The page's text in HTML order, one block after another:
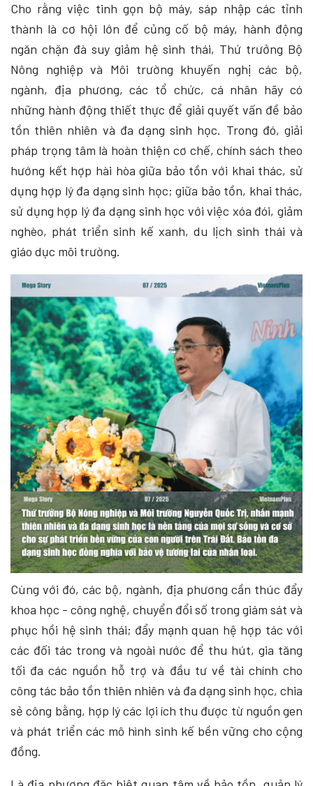
Cho rằng việc tinh gọn bộ máy, sáp nhập các tỉnh
thành là cơ hội lớn để củng cố bộ máy, hành động
ngăn chặn đà suy giảm hệ sinh thái, Thứ trưởng Bộ
Nông nghiệp và Môi trường khuyến nghị các bộ,
ngành, địa phương, các tổ chức, cá nhân hãy có
những hành động thiết thực để giải quyết vấn đề bảo
tồn thiên nhiên và đa dạng sinh học. Trong đó, giải
pháp trọng tâm là hoàn thiện cơ chế, chính sách theo
hướng kết hợp hài hòa giữa bảo tồn với khai thác, sử
dụng hợp lý đa dạng sinh học; giữa bảo tồn, khai thác,
sử dụng hợp lý đa dạng sinh học với việc xóa đói, giảm
nghèo, phát triển sinh kế xanh, du lịch sinh thái và
giáo dục môi trường.
Cùng với đó, các bộ, ngành, địa phương cần thúc đẩy
khoa học - công nghệ, chuyển đổi số trong giám sát và
phục hồi hệ sinh thái; đẩy mạnh quan hệ hợp tác với
các đối tác trong và ngoài nước để thu hút, gia tăng
tối đa các nguồn hỗ trợ và đầu tư về tài chính cho
công tác bảo tồn thiên nhiên và đa dạng sinh học, chia
sẻ công bằng, hợp lý các lợi ích thu được từ nguồn gen
và phát triển các mô hình sinh kế bền vững cho cộng
đồng.